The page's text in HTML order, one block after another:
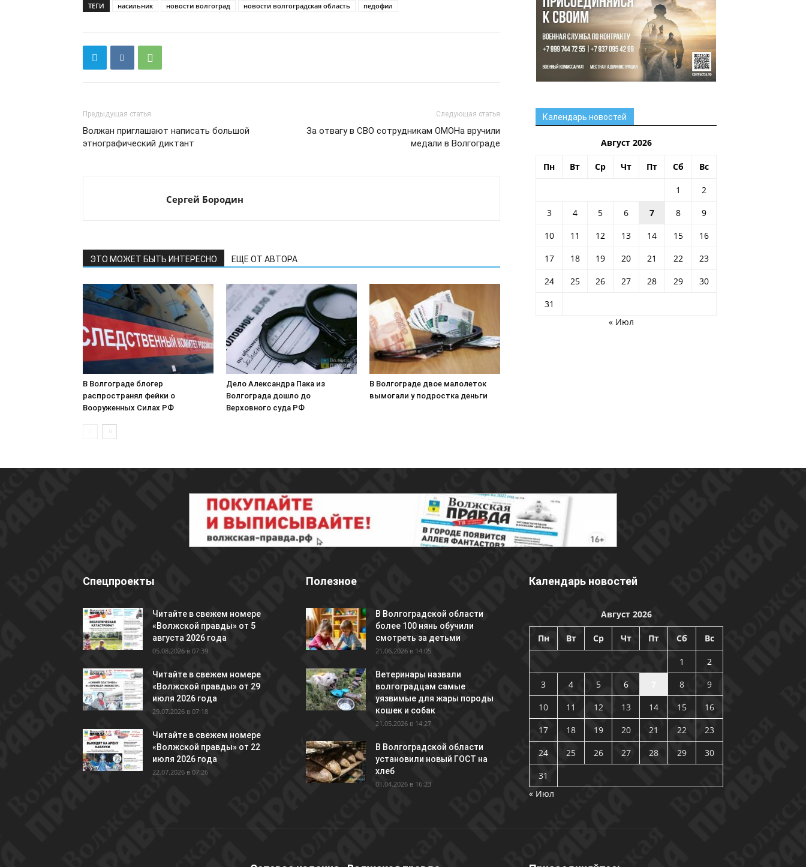
ТЕГИ насильник новости волгоград новости волгоградская область педофил
Предыдущая статья
Волжан приглашают написать большой
этнографический диктант
Следующая статья
За отвагу в СВО сотрудникам ОМОНа вручили
медали в Волгограде
Сергей Бородин
ЭТО МОЖЕТ БЫТЬ ИНТЕРЕСНО ЕЩЕ ОТ АВТОРА
В Волгограде блогер
распространял фейки о
Вооруженных Силах РФ
Дело Александра Пака из
Волгограда дошло до
Верховного суда РФ
В Волгограде двое малолеток
вымогали у подростка деньги
Календарь новостей
Август 2026
Пн Вт Ср Чт Пт Сб Вс
1
2
3
4 5 6 7 8
9
10
11 12 13 14 15
16
17
18 19 20 21 22
23
24
25 26 27 28 29
30
31
« Июл
Спецпроекты
Читайте в свежем номере
«Волжской правды» от 5
августа 2026 года
05.08.2026 в 07:39
Читайте в свежем номере
«Волжской правды» от 29
июля 2026 года
29.07.2026 в 07:18
Читайте в свежем номере
«Волжской правды» от 22
июля 2026 года
22.07.2026 в 07:26
Полезное
В Волгоградской области
более 100 нянь обучили
смотреть за детьми
21.06.2026 в 14:05
Ветеринары назвали
волгоградцам самые
уязвимые для жары породы
кошек и собак
21.05.2026 в 14:27
В Волгоградской области
установили новый ГОСТ на
хлеб
01.04.2026 в 16:23
Календарь новостей
Август 2026
Пн Вт Ср Чт Пт Сб Вс
1
2
3
4 5 6 8
9
10
11 12 13 14 15
16
17
18 19 20 21 22
23
24
25 26 27 28 29
30
31
« Июл